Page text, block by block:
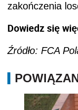
zakończenia
Dowiedz się
Źródło: FCA